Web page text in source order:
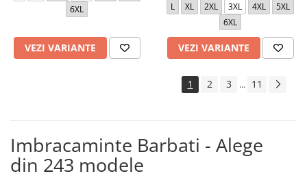
6XL
VEZI VARIANTE
L XL 2XL 3XL 4XL
5XL
6XL
VEZI VARIANTE
1 2 3 ... 11
Imbracaminte Barbati - Alege
din 243 modele